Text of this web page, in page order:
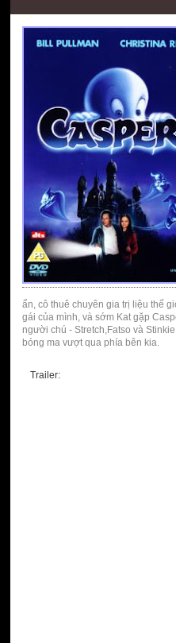
ẩn, cô thuê chuyên gia trị liệu thế
gái của mình, và sớm Kat gặp
người chú - Stretch,Fatso và
bóng ma vượt qua phía bên kia.
Trailer: